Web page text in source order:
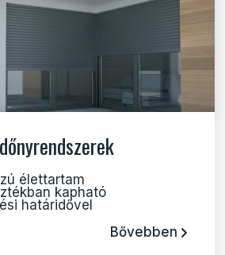
élettartam
kapható
határidővel
Bővebben